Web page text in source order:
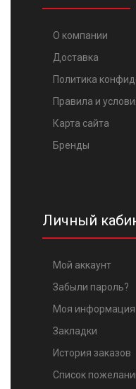
О компании
Доставка
Политика
Правила и
Карта сайта
Бренды
Личный
Мой аккаунт
Забыли пароль?
Моя информация
Закладки
История заказов
Список